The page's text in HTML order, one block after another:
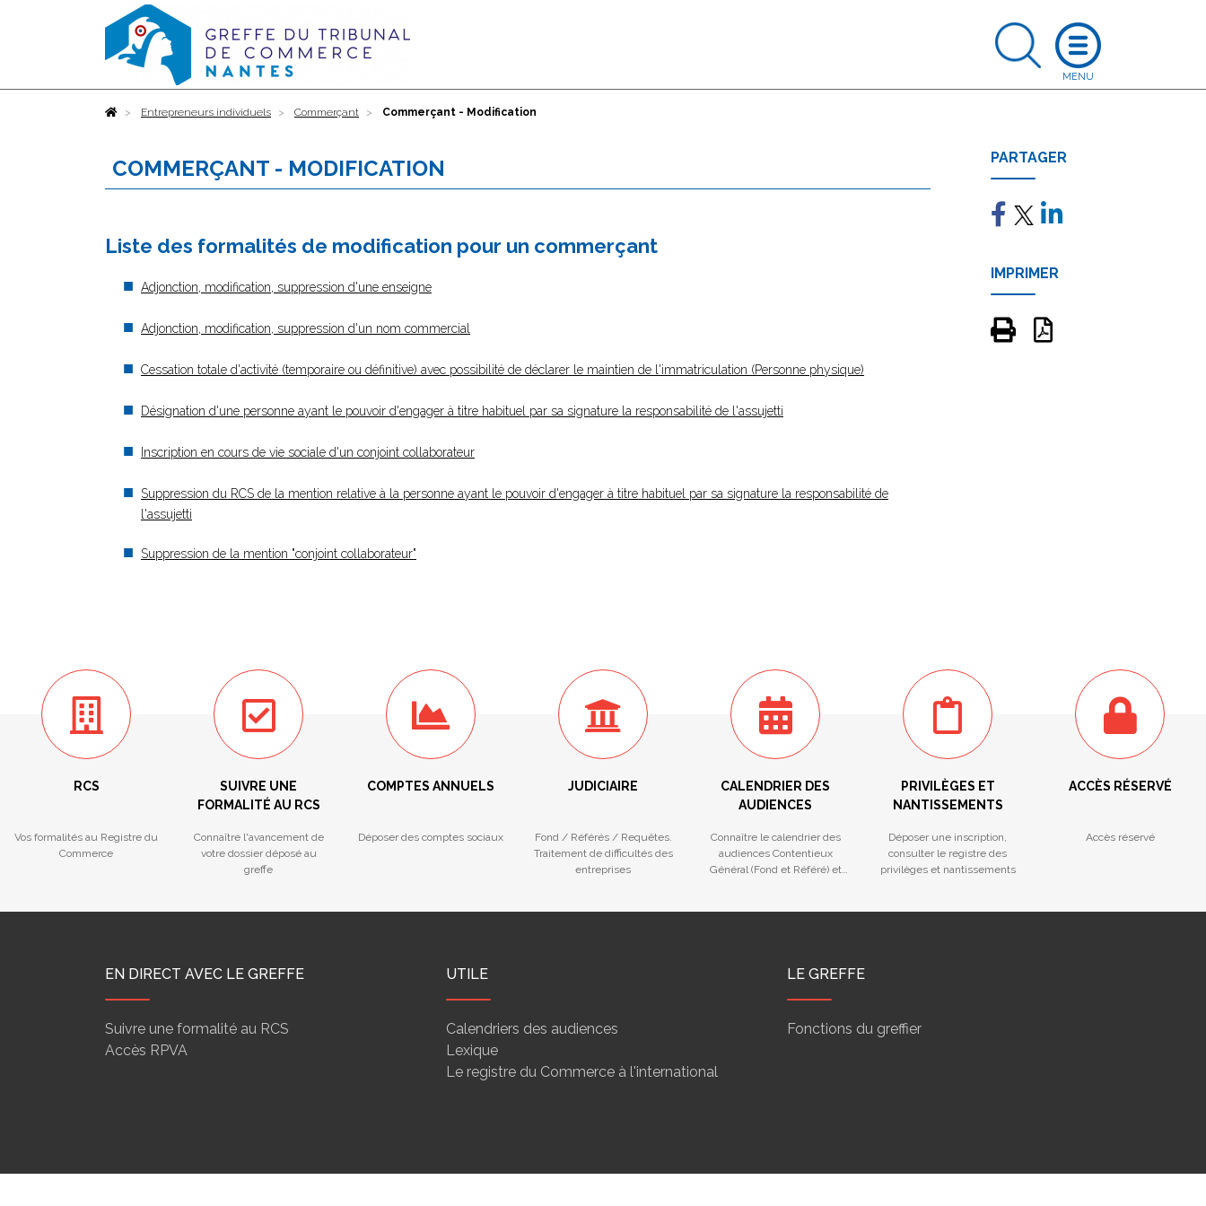
AccueilEntrepreneurs individuels Commerçant Commerçant - Modification
COMMERÇANT - MODIFICATION
Liste des formalités de modification pour un commerçant
Adjonction, modification, suppression d'une enseigne
Adjonction, modification, suppression d'un nom commercial
Cessation totale d'activité (temporaire ou définitive) avec possibilité de déclarer le maintien de l'immatriculation (Personne physique)
Désignation d'une personne ayant le pouvoir d'engager à titre habituel par sa signature la responsabilité de l'assujetti
Inscription en cours de vie sociale d'un conjoint collaborateur
Suppression du RCS de la mention relative à la personne ayant le pouvoir d'engager à titre habituel par sa signature la responsabilité de
l'assujetti
Suppression de la mention "conjoint collaborateur"
PARTAGER
IMPRIMER
RCS
Vos formalités au Registre du
Commerce
SUIVRE UNE
FORMALITÉ AU RCS
Connaître l'avancement de
votre dossier déposé au
greffe
COMPTES ANNUELS
Déposer des comptes sociaux
JUDICIAIRE
Fond / Référés / Requêtes.
Traitement de difficultés des
entreprises
CALENDRIER DES
AUDIENCES
Connaître le calendrier des
audiences Contentieux
Général (Fond et Référé) et
PRIVILÈGES ET
NANTISSEMENTS
Déposer une inscription,
consulter le registre des
privilèges et nantissements
ACCÈS RÉSERVÉ
Accès réservé
EN DIRECT AVEC LE GREFFE
Suivre une formalité au RCS
Accès RPVA
UTILE
Calendriers des audiences
Lexique
Le registre du Commerce à l'international
LE GREFFE
Fonctions du greffier